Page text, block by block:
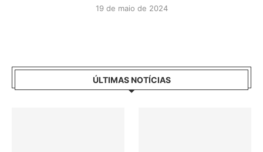
19 de maio de 2024
ÚLTIMAS NOTÍCIAS